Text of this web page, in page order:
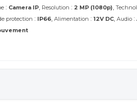
: Camera IP Resolution : 2 MP (1080p)
protection : IP66 Alimentation : 12V DC Audio :